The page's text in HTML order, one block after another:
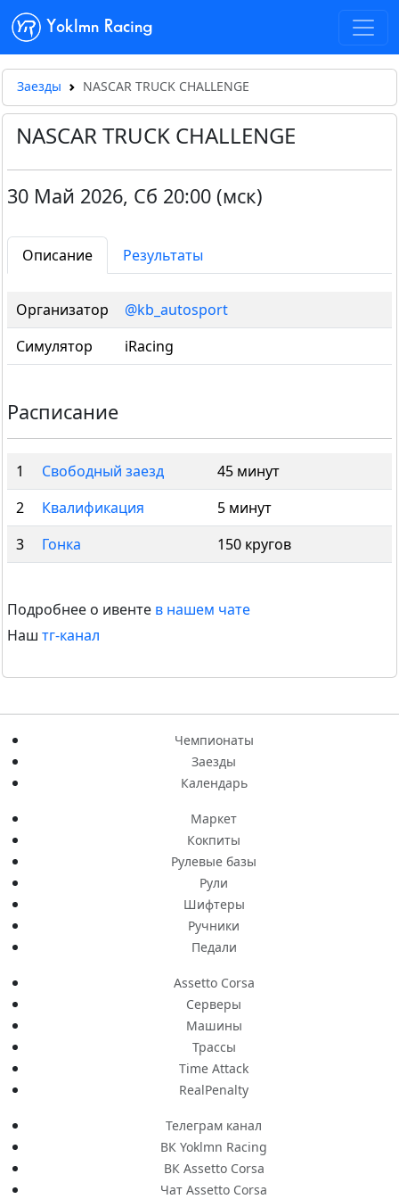
Yoklmn Racing
Заезды NASCAR TRUCK CHALLENGE
NASCAR TRUCK CHALLENGE
30 Май 2026, Сб 20:00 (мск)
Описание Результаты
Организатор
@kb_autosport
Симулятор
iRacing
Расписание
1 Свободный заезд
45 минут
2
Квалификация
5 минут
3
Гонка 150 кругов
Подробнее о ивенте в нашем чате
Наш тг-канал
Чемпионаты
Заезды
Календарь
Маркет
Кокпиты
Рулевые базы
Рули
Шифтеры
Ручники
Педали
Assetto Corsa
Серверы
Машины
Трассы
Time Attack
RealPenalty
Телеграм канал
ВК Yoklmn Racing
ВК Assetto Corsa
Чат Assetto Corsa